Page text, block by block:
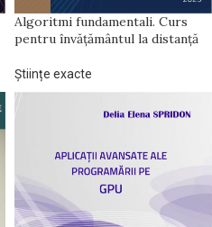
Algoritmi fundamentali. Curs
pentru învățământul la distanță
Științe exacte